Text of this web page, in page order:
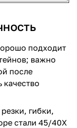
подходит
важно
после
качество
гибки,
стали 45/40Х